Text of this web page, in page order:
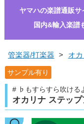
ヤマハの楽譜通販サ
国内&輸入楽譜
管楽器/打楽器 > オ
サンプル有り
# ♭もすらすら吹ける
オカリナ ステッ